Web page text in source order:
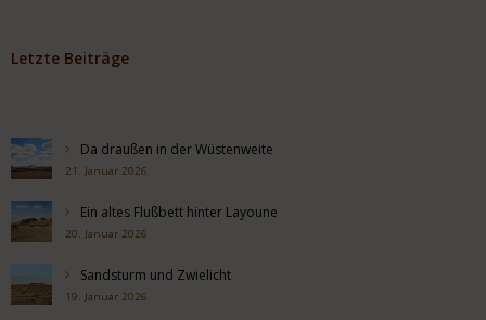
Letzte Beiträge
Da draußen in der Wüstenweite
21. Januar 2026
Ein altes Flußbett hinter Layoune
20. Januar 2026
Sandsturm und Zwielicht
19. Januar 2026